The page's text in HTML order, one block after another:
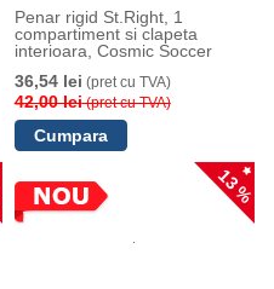
Penar rigid St.Right, 1
compartiment si clapeta
interioara, Cosmic Soccer
36,54 lei (pret cu TVA)
42,00 lei(pret cu TVA)
13 %